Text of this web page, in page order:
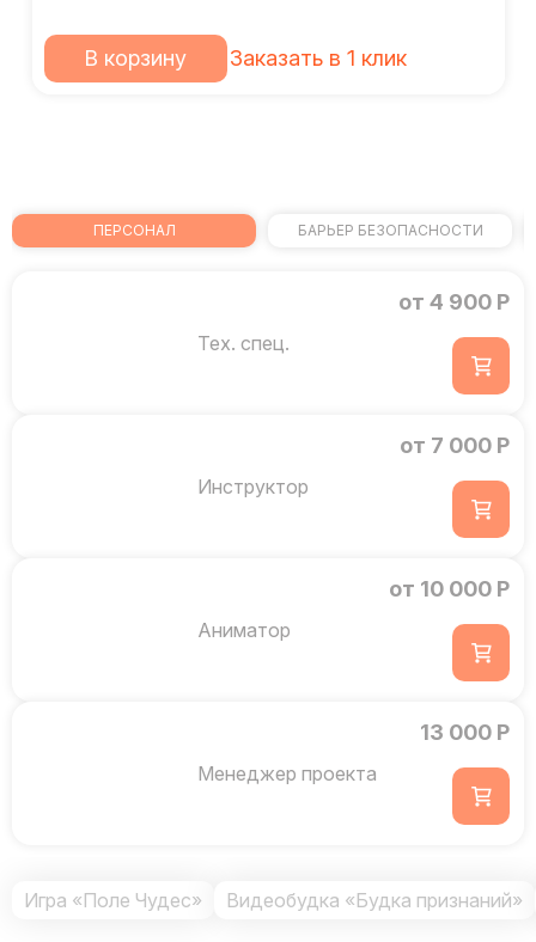
В корзину Заказать в 1 клик
ПЕРСОНАЛ БАРЬЕР БЕЗОПАСНОСТИ
Тех. спец.
от 4 900 Р
Инструктор
от 7 000 Р
Аниматор
от 10 000 Р
Менеджер проекта
13 000 Р
Игра «Поле Чудес» Видеобудка «Будка признаний»